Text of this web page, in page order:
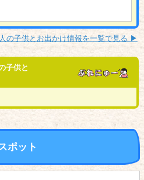
の子供とお出かけ情報を一覧で見る ▶︎
子供と
ポット